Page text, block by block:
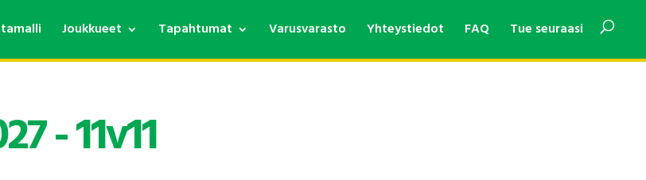
Joukkueet Tapahtumat Varusvarasto Yhteystiedot FAQ Tue seuraasi
- 11v11